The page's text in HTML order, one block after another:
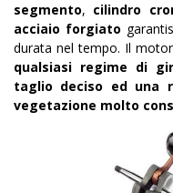
segmento, cilindro
acciaio forgiato
durata nel tempo. Il
qualsiasi regime di
taglio deciso ed una
vegetazione molto